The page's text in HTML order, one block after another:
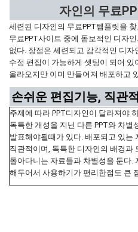
자인의 무료
세련된 디자인의 무료PPT템플릿을
무료PPT사이트 중에 돋보적인 디자
없다. 장점은 세련되고 감각적인 디
수정 편집이 가능하게 셋팅이 되어
올라오지만 이미 만들어져 배포하고
손쉬운 편집기능, 직관
주제에 따라 PPT디자인이 달라져야
독특한 개성을 지닌 다른 PPT와 차별
발표해야될때가 있다. 배포되고 있는
직관적이며, 독특한 디자인의 배경과
돌아다니는 자료들과 차별성을 둔다.
해두어서 사용하기가 편리한점도 큰